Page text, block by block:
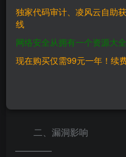
YzmCMS是中国程序
CMS（内容管理系统）。
3.7.1版本中的yzmphp/
安全漏洞。远程攻击者可借
二、漏洞影响
————
独家代码审计、凌风云自助
线
网络安全从拥有一个资源大
现在购买仅需99元一年！续